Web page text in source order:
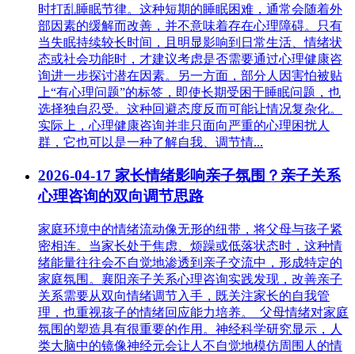
时打乱睡眠节律。这种短期的睡眠困难，通常会随着外
部因素的缓解而改善，并不意味着存在心理障碍。只有
当失眠持续较长时间，且明显影响到日常生活、情绪状
态或社会功能时，才建议考虑是否需要通过心理健康咨
询进一步探讨潜在因素。另一方面，部分人因害怕被贴
上“有心理问题”的标签，即使长期受困于睡眠问题，也
选择独自忍受。这种回避态度反而可能让情况复杂化。
实际上，心理健康咨询并非只面向严重的心理困扰人
群，它也可以是一种了解自我、调节情...
2026-04-17 家长情绪影响亲子氛围？亲子关系
心理咨询的双向调节思路
家庭环境中的情绪流动像无形的纽带，将父母与孩子紧
密相连。当家长处于焦虑、烦躁或低落状态时，这种情
绪能量往往会不自觉地渗透到亲子交流中，形成特定的
家庭氛围。襄阳亲子关系心理咨询实践发现，改善亲子
关系需要从双向情绪调节入手，既关注家长的自我管
理，也重视孩子的情绪回应能力培养。 父母情绪对家庭
氛围的塑造具有很重要的作用。神经科学研究显示，人
类大脑中的镜像神经元会让人不自觉地模仿周围人的情